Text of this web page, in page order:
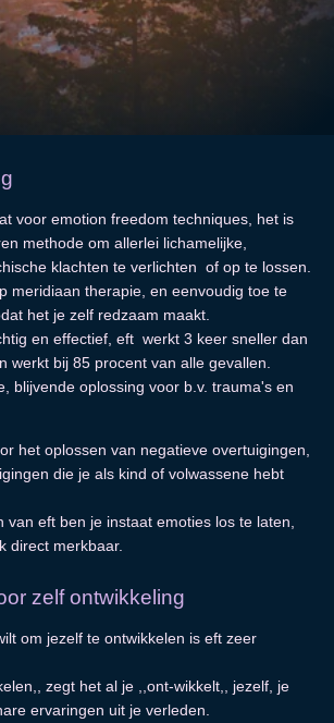
voor emotion freedom techniques, het is
methode om allerlei lichamelijke,
klachten te verlichten of op te lossen.
meridiaan therapie, en eenvoudig toe te
het je zelf redzaam maakt.
en effectief, eft werkt 3 keer sneller dan
werkt bij 85 procent van alle gevallen.
blijvende oplossing voor b.v. trauma's en
het oplossen van negatieve overtuigingen,
die je als kind of volwassene hebt
van eft ben je instaat emoties los te laten,
direct merkbaar.
zelf ontwikkeling
om jezelf te ontwikkelen is eft zeer
zegt het al je ,,ont-wikkelt,, jezelf, je
ervaringen uit je verleden.